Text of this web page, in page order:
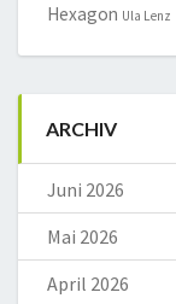
Hexagon Ula Lenz
ARCHIV
Juni 2026
Mai 2026
April 2026